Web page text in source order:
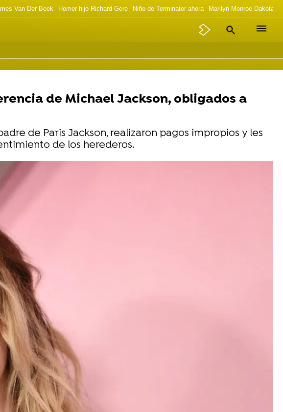
Van Der Beek Homer hijo Richard Gere Niño de Terminator ahora Marilyn Monroe Dakota
de Michael Jackson, obligados a
de Paris Jackson, realizaron pagos impropios y les
de los herederos.